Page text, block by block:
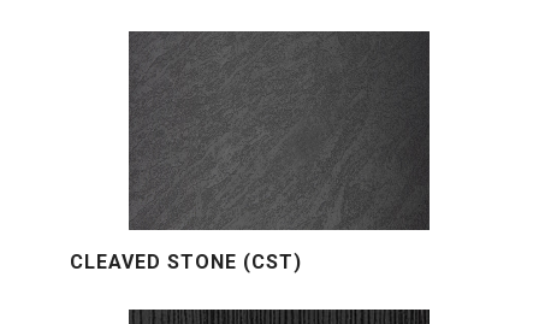
CLEAVED STONE (CST)